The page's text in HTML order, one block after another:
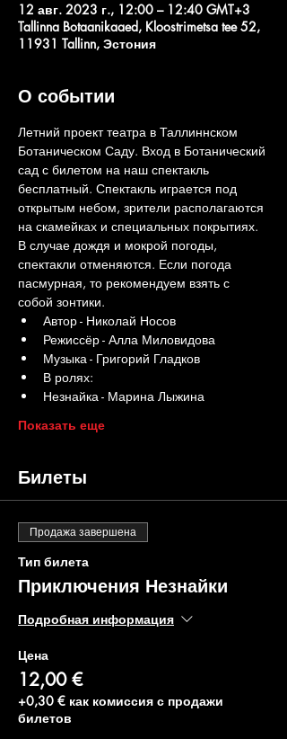
12 авг. 2023 г., 12:00 – 12:40 GMT+3
Tallinna Botaanikaaed, Kloostrimetsa tee 52,
11931 Tallinn, Эстония
О событии
Летний проект театра в Таллиннском
Ботаническом Саду. Вход в Ботанический
сад с билетом на наш спектакль
бесплатный. Спектакль играется под
открытым небом, зрители располагаются
на скамейках и специальных покрытиях.
В случае дождя и мокрой погоды,
спектакли отменяются. Если погода
пасмурная, то рекомендуем взять с
собой зонтики.
Автор - Николай Носов
Режиссёр - Алла Миловидова
Музыка - Григорий Гладков
В ролях:
Незнайка - Марина Лыжина
Показать еще
Билеты
Продажа завершена
Тип билета
Приключения Незнайки
Подробная информация
Цена
12,00 €
+0,30 € как комиссия с продажи
билетов